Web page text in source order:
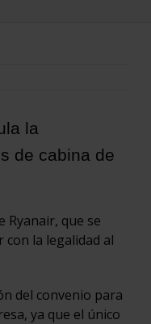
la
de cabina de
Ryanair, que se
con la legalidad al
del convenio para
ya que el único